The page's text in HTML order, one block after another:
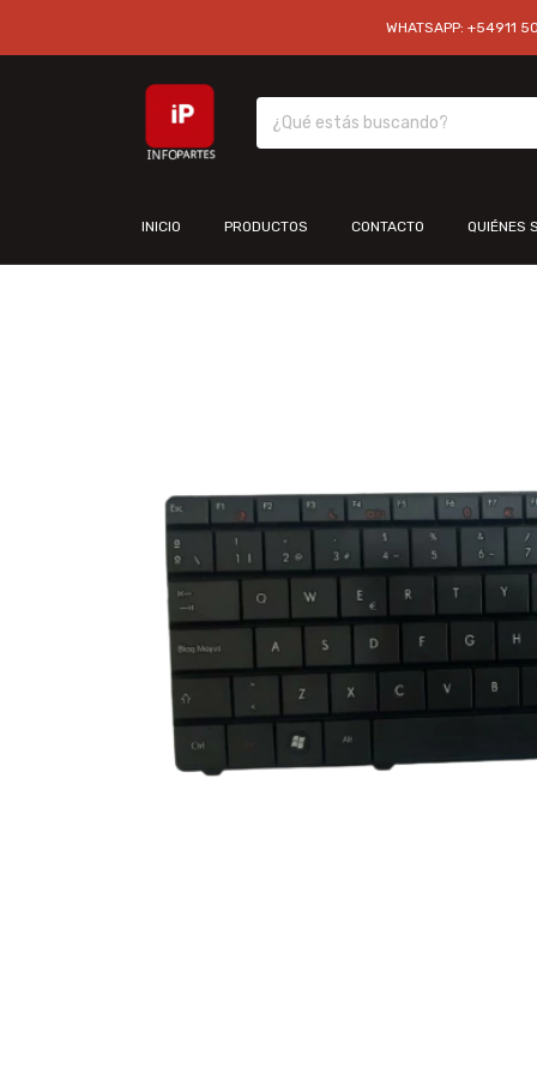
WHATSAPP: +54911
INICIO PRODUCTOS CONTACTO QUIÉNES